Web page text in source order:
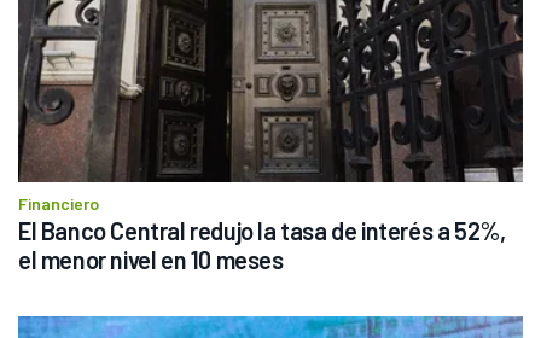
Financiero
El Banco Central redujo la tasa de interés a 52%,
el menor nivel en 10 meses